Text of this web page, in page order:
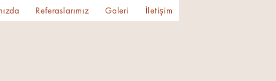
Referaslarımız Galeri İletişim